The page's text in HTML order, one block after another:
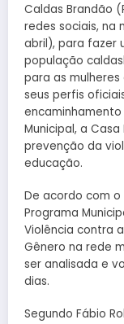
Caldas Brandão
redes sociais, na
abril), para fazer
população
para as
seus perfis
Municipal, a
prevenção da
educação.
De acordo com
Programa
Violência contra
Gênero na rede
ser analisada e
dias.
Segundo Fábio